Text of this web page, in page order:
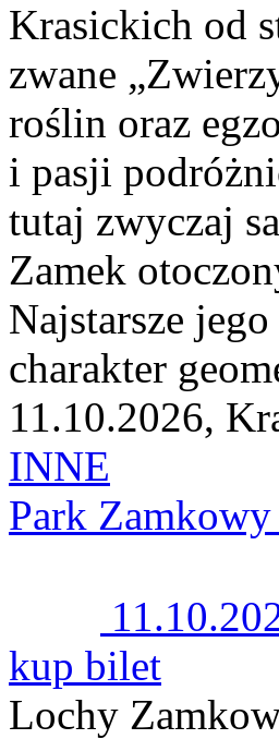
Krasickich od
zwane
roślin oraz
i pasji
tutaj zwyczaj
Zamek
Najstarsze
charakter
11.10.2026,
INNE
Park
kup bilet
Lochy